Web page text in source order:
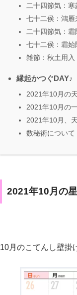
二十四節気：寒
七十二侯：鴻
二十四節気：霜
七十二侯：霜
雑節：秋土用入
縁起かつぐDAY♪
2021年10月の
2021年10月の
2021年10月、
数秘術について
2021年10月の
10月のこてんし壁掛